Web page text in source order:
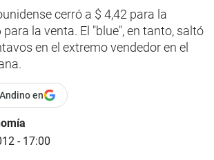
cerró a $ 4,42 para la
la venta. El "blue", en tanto, saltó
en el extremo vendedor en el
en
- 17:00